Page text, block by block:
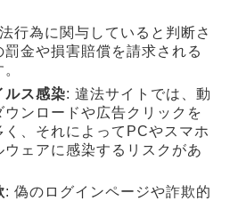
行為に関与していると判断さ
金や損害賠償を請求される
ルス感染: 違法サイトでは、動
ンロードや広告クリックを
、それによってPCやスマホ
ウェアに感染するリスクがあ
: 偽のログインページや詐欺的